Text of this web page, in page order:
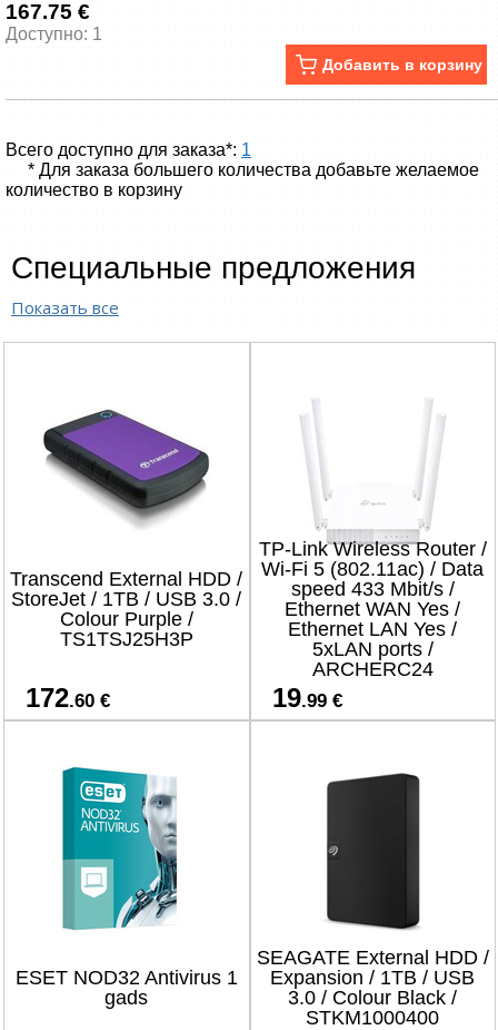
167.75 €
Доступно: 1
Добавить в корзину
Всего доступно для заказа*: 1
* Для заказа большего количества добавьте желаемое
количество в корзину
Специальные предложения
Показать все
Transcend External HDD /
StoreJet / 1TB / USB 3.0 /
Colour Purple /
TS1TSJ25H3P
172.60 €
TP-Link Wireless Router /
Wi-Fi 5 (802.11ac) / Data
speed 433 Mbit/s /
Ethernet WAN Yes /
Ethernet LAN Yes /
5xLAN ports /
ARCHERC24
19.99 €
ESET NOD32 Antivirus 1
gads
SEAGATE External HDD /
Expansion / 1TB / USB
3.0 / Colour Black /
STKM1000400